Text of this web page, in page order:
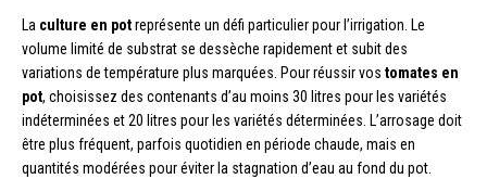
La culture en potreprésente un défi particulier pour l’irrigation. Le
volume limité de substrat se dessèche rapidement et subit des
variations de température plus marquées. Pour réussir vos tomates en
pot, choisissez des contenants d’au moins 30 litres pour les variétés
indéterminées et 20 litres pour les variétés déterminées. L’arrosage doit
être plus fréquent, parfois quotidien en période chaude, mais en
quantités modérées pour éviter la stagnation d’eau au fond du pot.